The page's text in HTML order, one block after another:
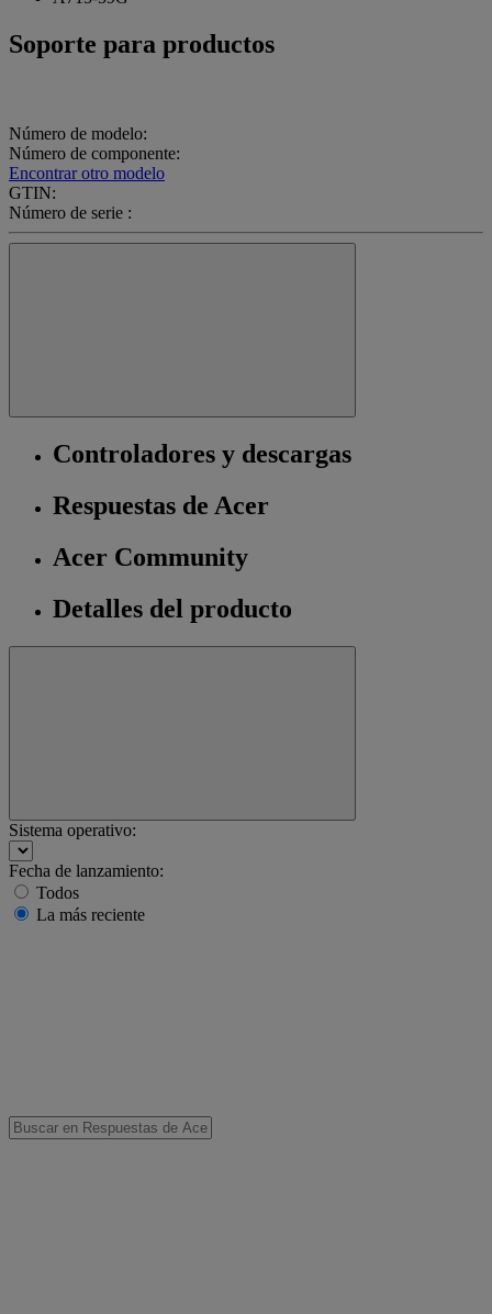
Soporte para productos
Número de modelo:
Número de componente:
Encontrar otro modelo
GTIN:
Número de serie :
Controladores y descargas
Respuestas de Acer
Acer Community
Detalles del producto
Sistema operativo:
Fecha de lanzamiento:
Todos
La más reciente